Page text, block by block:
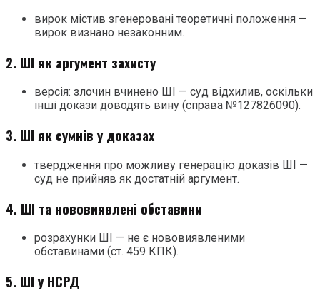
вирок містив згенеровані теоретичні положення —
вирок визнано незаконним.
2. ШІ як аргумент захисту
версія: злочин вчинено ШІ — суд відхилив, оскільки
інші докази доводять вину (справа №127826090).
3. ШІ як сумнів у доказах
твердження про можливу генерацію доказів ШІ —
суд не прийняв як достатній аргумент.
4. ШІ та нововиявлені обставини
розрахунки ШІ — не є нововиявленими
обставинами (ст. 459 КПК).
5. ШІ у НСРД